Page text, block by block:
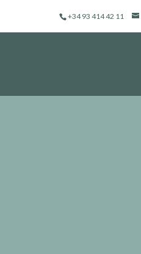
+34 93 414 42 11
productos